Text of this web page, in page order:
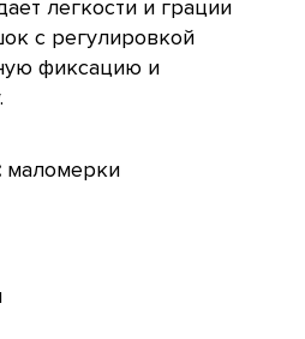
легкости и грации
с регулировкой
фиксацию и
маломерки